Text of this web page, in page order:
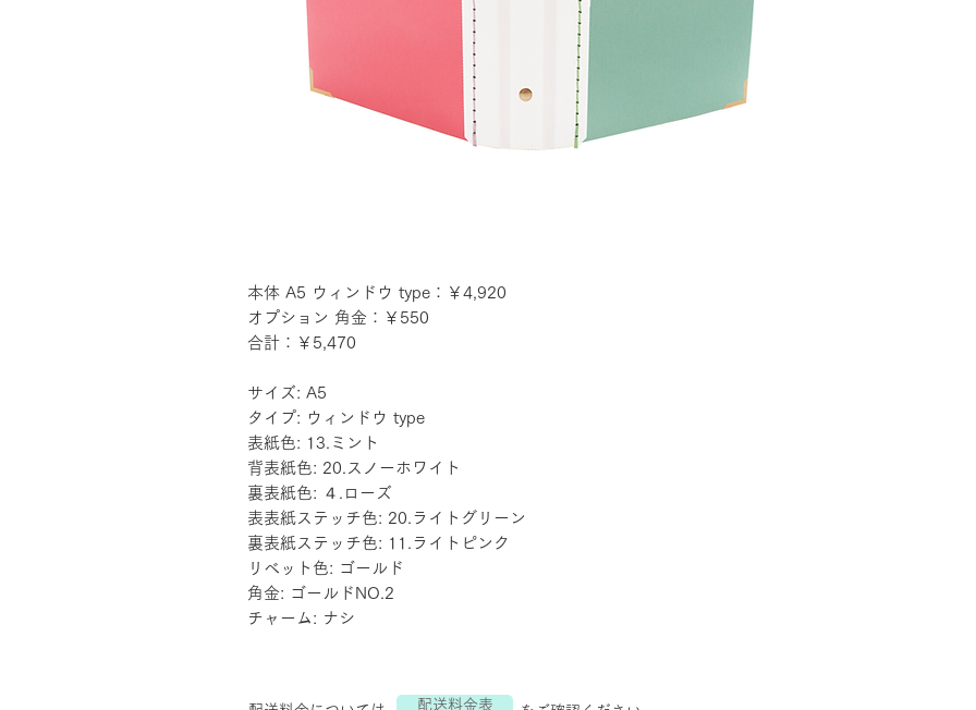
本体 A5 ウィンドウ type：￥4,920
オプション 角金：￥550
合計：￥5,470
サイズ: A5
タイプ: ウィンドウ type
表紙色: 13.ミント
背表紙色: 20.スノーホワイト
裏表紙色: ４.ローズ
表表紙ステッチ色: 20.ライトグリーン
裏表紙ステッチ色: 11.ライトピンク
リベット色: ゴールド
角金: ゴールドNO.2
チャーム: ナシ
配送料金表